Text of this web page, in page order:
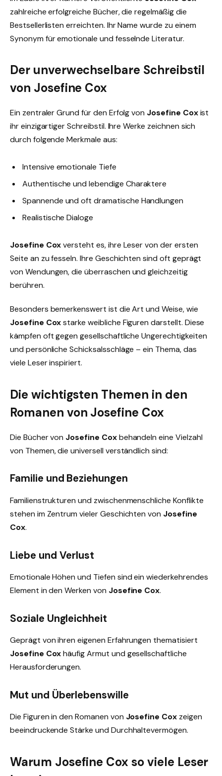
zahlreiche erfolgreiche Bücher, die regelmäßig die
Bestsellerlisten erreichten. Ihr Name wurde zu einem
Synonym für emotionale und fesselnde Literatur.
Der unverwechselbare Schreibstil
von Josefine Cox
Ein zentraler Grund für den Erfolg von Josefine Coxist
ihr einzigartiger Schreibstil. Ihre Werke zeichnen sich
durch folgende Merkmale aus:
Intensive emotionale Tiefe
Authentische und lebendige Charaktere
Spannende und oft dramatische Handlungen
Realistische Dialoge
Josefine Coxversteht es, ihre Leser von der ersten
Seite an zu fesseln. Ihre Geschichten sind oft geprägt
von Wendungen, die überraschen und gleichzeitig
berühren.
Besonders bemerkenswert ist die Art und Weise, wie
Josefine Coxstarke weibliche Figuren darstellt. Diese
kämpfen oft gegen gesellschaftliche Ungerechtigkeiten
und persönliche Schicksalsschläge – ein Thema, das
viele Leser inspiriert.
Die wichtigsten Themen in den
Romanen von Josefine Cox
Die Bücher von Josefine Coxbehandeln eine Vielzahl
von Themen, die universell verständlich sind:
Familie und Beziehungen
Familienstrukturen und zwischenmenschliche Konflikte
stehen im Zentrum vieler Geschichten von Josefine
Cox.
Liebe und Verlust
Emotionale Höhen und Tiefen sind ein wiederkehrendes
Element in den Werken von Josefine Cox.
Soziale Ungleichheit
Geprägt von ihren eigenen Erfahrungen thematisiert
Josefine Coxhäufig Armut und gesellschaftliche
Herausforderungen.
Mut und Überlebenswille
Die Figuren in den Romanen von Josefine Coxzeigen
beeindruckende Stärke und Durchhaltevermögen.
Warum Josefine Cox so viele Leser